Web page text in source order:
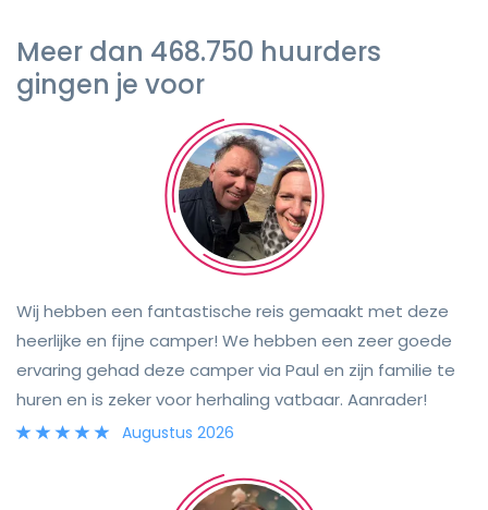
Meer dan 468.750 huurders
gingen je voor
Wij hebben een fantastische reis gemaakt met deze
heerlijke en fijne camper! We hebben een zeer goede
ervaring gehad deze camper via Paul en zijn familie te
huren en is zeker voor herhaling vatbaar. Aanrader!
Augustus 2026